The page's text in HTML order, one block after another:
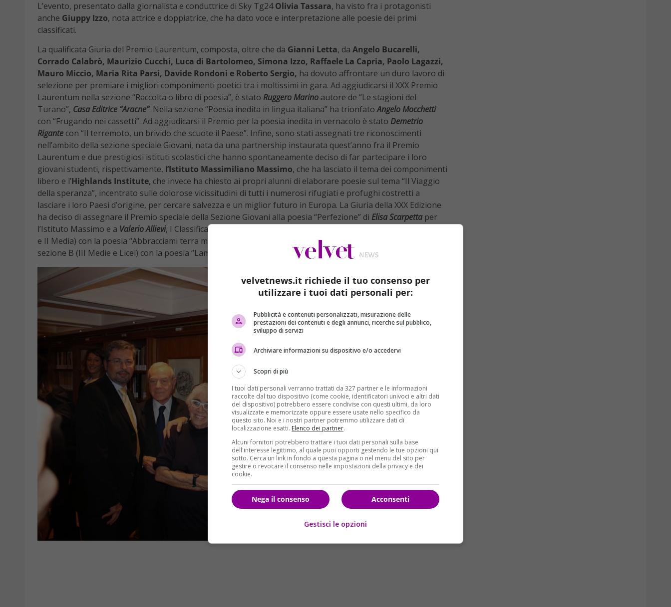
L’evento, presentato dalla giornalista e conduttrice di Sky Tg24Olivia Tassara, ha visto fra i protagonisti
anche Giuppy Izzo, nota attrice e doppiatrice, che ha dato voce e interpretazione alle poesie dei primi
classificati.
La qualificata Giuria del Premio Laurentum, composta, oltre che da Gianni Letta, da Angelo Bucarelli,
Corrado Calabrò, Maurizio Cucchi, Luca di Bartolomeo, Simona Izzo, Raffaele La Capria, Paolo Lagazzi,
Mauro Miccio, Maria Rita Parsi, Davide Rondoni e Roberto Sergio, ha dovuto affrontare un duro lavoro di
selezione per premiare i migliori componimenti poetici tra i moltissimi in gara. Ad aggiudicarsi il XXX Premio
Laurentum nella sezione “Raccolta o libro di poesia”, è stato Ruggero Marino autore de “Le stagioni del
Turano”, Casa Editrice “Aracne”. Nella sezione “Poesia inedita in lingua italiana” ha trionfatoAngelo Mocchetti
con “Frugando nei cassetti”. Ad aggiudicarsi il Premio per la poesia inedita in vernacolo è stato Demetrio
Rigante con “Il terremoto, un brivido che scuote il Paese”. Infine, sono stati assegnati tre riconoscimenti
nell’ambito della sezione speciale Giovani, nata da una partnership instaurata quest’anno fra il Premio
Laurentum e due prestigiosi istituti scolastici che hanno spontaneamente deciso di far partecipare i loro
giovani studenti, rispettivamente, l’Istituto Massimiliano Massimo, che ha lasciato il tema dei componimenti
libero e l’Highlands Institute, che invece ha chiesto ai propri alunni di elaborare poesie sul tema “Il Viaggio
della speranza”, incentrato sulle dolorose vicissitudini di tutti i numerosi rifugiati e profughi costretti a
lasciare i loro Paesi d’origine, per cercare salvezza e un miglior futuro in Europa. La Giuria della XXX Edizione
ha deciso di assegnare il Premio speciale della Sezione Giovani alla poesia “Perfezione” di Elisa Scarpetta per
l’Istituto Massimo e a Valerio Allievi, I Classificato dell’Highlands Institute nella sezione A (Scuole elementari – I
e II Media) con la poesia “Abbracciami terra mia”
, I classificato dello stesso Istituto nella
sezione B (III Medie e Licei) con la poesia “Lamento del Jinn del deserto”.
velvetnews.it richiede il tuo consenso per
utilizzare i tuoi dati personali per:
Pubblicità e contenuti personalizzati, misurazione delle
prestazioni dei contenuti e degli annunci, ricerche sul pubblico,
sviluppo di servizi
Archiviare informazioni su dispositivo e/o accedervi
Scopri di più
I tuoi dati personali verranno trattati da 327 partner e le informazioni
raccolte dal tuo dispositivo (come cookie, identificatori univoci e altri dati
del dispositivo) potrebbero essere condivise con questi ultimi, da loro
visualizzate e memorizzate oppure essere usate nello specifico da
questo sito. Noi e i nostri partner potremmo utilizzare dati di
localizzazione esatti. Elenco dei partner.
Alcuni fornitori potrebbero trattare i tuoi dati personali sulla base
dell'interesse legittimo, al quale puoi opporti gestendo le tue opzioni qui
sotto. Cerca un link in fondo a questa pagina o nel menu del sito per
gestire o revocare il consenso nelle impostazioni della privacy e dei
cookie.
Acconsenti
Nega il consenso
Gestisci le opzioni